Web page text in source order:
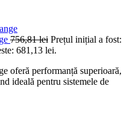
756,81lei Prețul inițial a fost:
681,13 lei.
oferă performanță superioară,
ideală pentru sistemele de